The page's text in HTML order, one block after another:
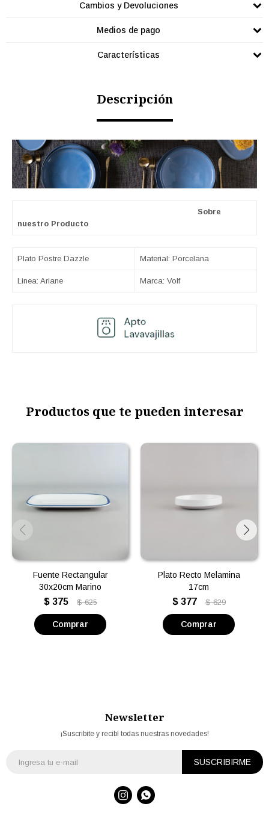
Cambios y Devoluciones
Medios de pago
Características
Descripción
Sobre
nuestro Producto
Plato Postre Dazzle Material: Porcelana
Linea: Ariane Marca: Volf
Productos que te pueden interesar
Fuente Rectangular
30x20cm Marino
$ 375 $ 625
Plato Recto Melamina
17cm
$ 377 $ 629
Newsletter
¡Suscribite y recibí todas nuestras novedades!
SUSCRIBIRME
 